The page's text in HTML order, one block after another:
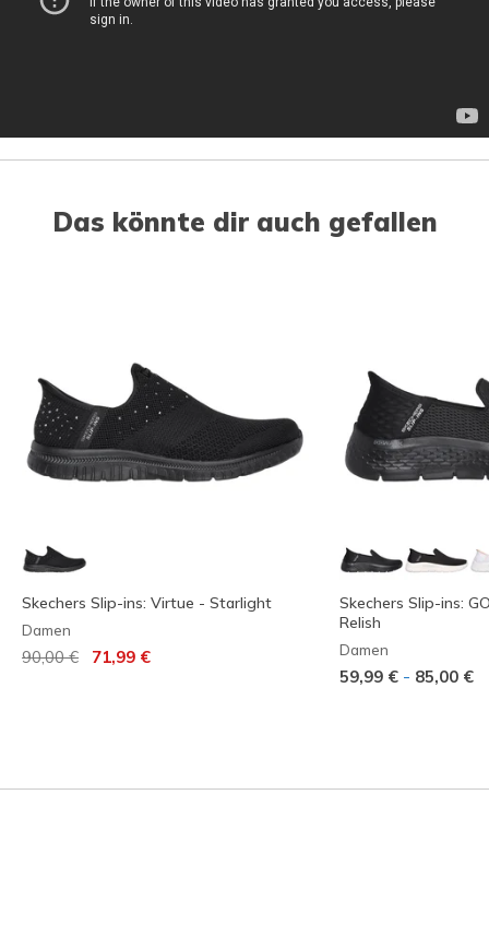
Das könnte dir auch gefallen
Skechers Slip-ins: Virtue - Starlight
Damen
Reduziert von
90,00 € auf
71,99 €
Skechers Slip-ins:
Relish
Damen
59,99 € - 85,00 €